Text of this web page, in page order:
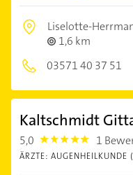
Liselotte-
1,6 km
03571 40 37 51
Kaltschmidt
5,0 5.0 1
ÄRZTE: AUGENHEILKUNDE